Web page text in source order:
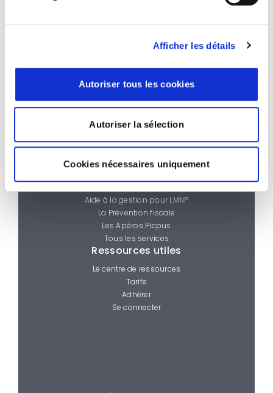
Afficher les détails
Autoriser tous les cookies
Autoriser la sélection
Cookies nécessaires uniquement
01 53 33 34 50
bonjour@cgapicpus.com
Qui sommes-nous ?
Portraits d’adhérents
Nous contacter
Les services
La Ligne d’infos Picpus
Aide à la gestion pour LMNP
La Prévention fiscale
Les Apéros Picpus
Tous les services
Ressources utiles
Le centre de ressources
Tarifs
Adhérer
Se connecter